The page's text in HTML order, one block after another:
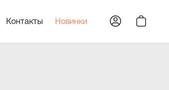
Контакты Новинки